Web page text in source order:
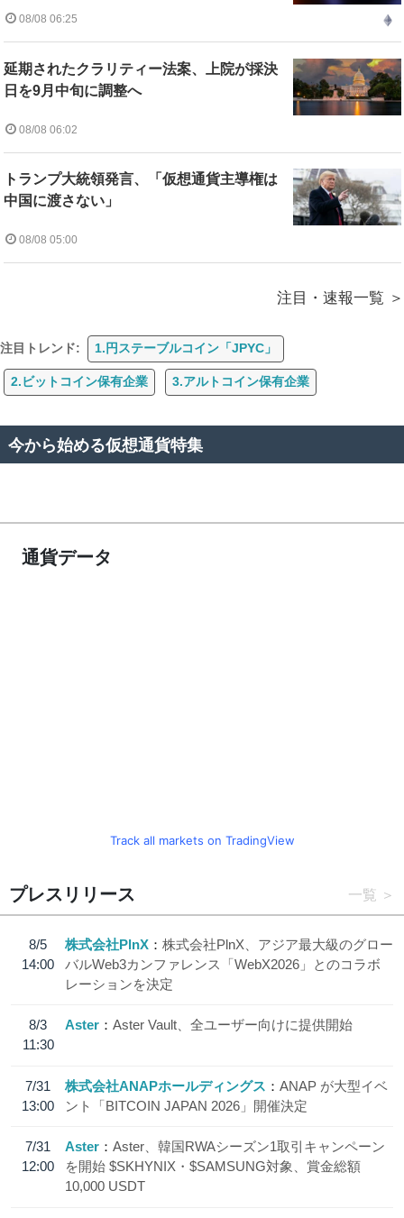
08/08 06:25
延期されたクラリティー法案、上院が採決
日を9月中旬に調整へ
08/08 06:02
トランプ大統領発言、「仮想通貨主導権は
中国に渡さない」
08/08 05:00
注目・速報一覧
注目トレンド: 1.円ステーブルコイン「JPYC」
2.ビットコイン保有企業 3.アルトコイン保有企業
今から始める仮想通貨特集
通貨データ
Track all markets on TradingView
プレスリリース 一覧
8/5
14:00
株式会社PlnX
株式会社PlnX、アジア最大級のグロー
バルWeb3カンファレンス「WebX2026」とのコラボ
レーションを決定
8/3
11:30
Aster Aster Vault、全ユーザー向けに提供開始
7/31
13:00
株式会社ANAPホールディングス
ANAP が大型イベ
ント「BITCOIN JAPAN 2026」開催決定
7/31
12:00
Aster
Aster、韓国RWAシーズン1取引キャンペーン
を開始 $SKHYNIX・$SAMSUNG対象、賞金総額
10,000 USDT